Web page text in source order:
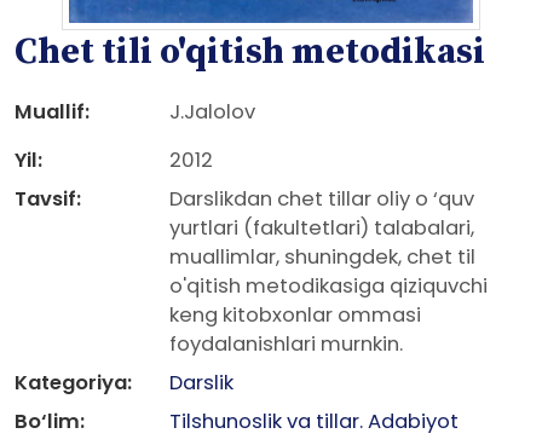
Chet tili o'qitish metodikasi
Muallif:
J.Jalolov
Yil:
2012
Tavsif:
Darslikdan chet tillar oliy o ‘quv
yurtlari (fakultetlari) talabalari,
muallimlar, shuningdek, chet til
o'qitish metodikasiga qiziquvchi
keng kitobxonlar ommasi
foydalanishlari murnkin.
Kategoriya:
Darslik
Bo‘lim:
Tilshunoslik va tillar. Adabiyot